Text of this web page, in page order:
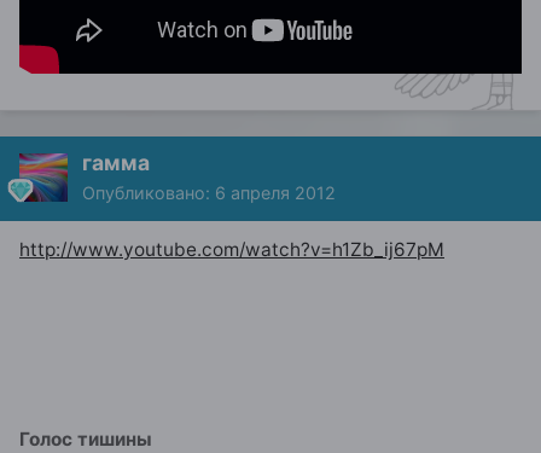
гамма
Опубликовано: 6 апреля 2012
http://www.youtube.com/watch?v=h1Zb_ij67pM
Голос тишины